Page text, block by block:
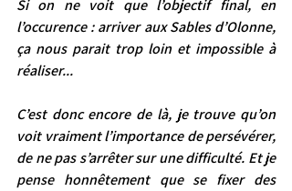
Si on ne voit que l’objectif final, en
l’occurence : arriver aux Sables d’Olonne,
ça nous parait trop loin et impossible à
réaliser...
C’est donc encore de là, je trouve qu’on
voit vraiment l’importance de persévérer,
de ne pas s’arrêter sur une difficulté. Et je
pense honnêtement que se fixer des